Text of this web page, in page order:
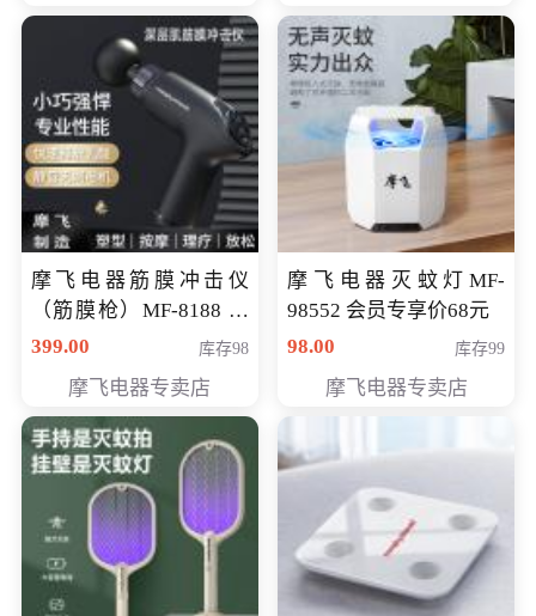
摩飞电器筋膜冲击仪
（筋膜枪）MF-8188 会
员专享价268元
399.00 库存98
摩飞电器专卖店
摩飞电器灭蚊灯MF-
98552 会员专享价68元
98.00
库存99
摩飞电器专卖店